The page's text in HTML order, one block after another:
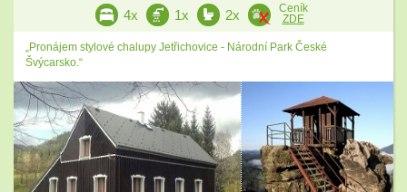
4x 1x 2x
Ceník
ZDE
„Pronájem stylové chalupy Jetřichovice - Národní Park České
Švýcarsko.“